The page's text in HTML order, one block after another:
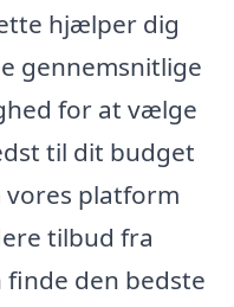
hjælper dig
gennemsnitlige
for at vælge
til dit budget
vores platform
tilbud fra
finde den bedste